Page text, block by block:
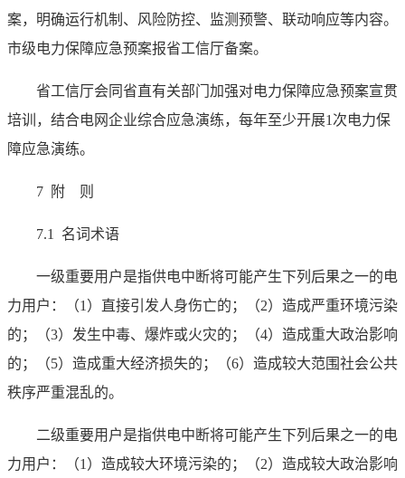
案，明确运行机制、风险防控、监测预警、联动响应等内容。
市级电力保障应急预案报省工信厅备案。
省工信厅会同省直有关部门加强对电力保障应急预案宣贯
培训，结合电网企业综合应急演练，每年至少开展1次电力保
障应急演练。
7 附 则
7.1 名词术语
一级重要用户是指供电中断将可能产生下列后果之一的电
力用户：（1）直接引发人身伤亡的；（2）造成严重环境污染
的；（3）发生中毒、爆炸或火灾的；（4）造成重大政治影响
的；（5）造成重大经济损失的；（6）造成较大范围社会公共
秩序严重混乱的。
二级重要用户是指供电中断将可能产生下列后果之一的电
力用户：（1）造成较大环境污染的；（2）造成较大政治影响